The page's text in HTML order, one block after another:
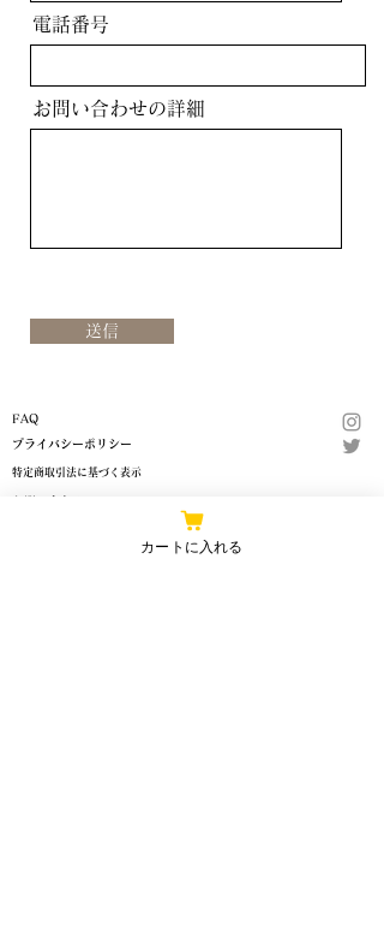
電話番号
お問い合わせの詳細
送信
FAQ
プライバシーポリシー
​特定商取引法に基づく表示
カートに入れる